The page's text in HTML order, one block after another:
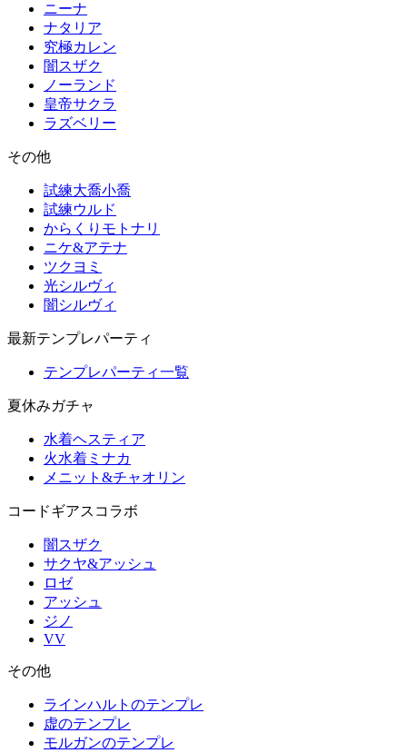
ニーナ
ナタリア
究極カレン
闇スザク
ノーランド
皇帝サクラ
ラズベリー
その他
試練大喬小喬
試練ウルド
からくりモトナリ
ニケ&アテナ
ツクヨミ
光シルヴィ
闇シルヴィ
最新テンプレパーティ
テンプレパーティ一覧
夏休みガチャ
水着ヘスティア
火水着ミナカ
メニット&チャオリン
コードギアスコラボ
闇スザク
サクヤ&アッシュ
ロゼ
アッシュ
ジノ
VV
その他
ラインハルトのテンプレ
虚のテンプレ
モルガンのテンプレ